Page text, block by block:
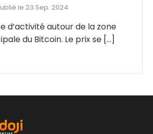
le 23 Sep. 2024
d’activité autour de la zone
du Bitcoin. Le prix se [...]